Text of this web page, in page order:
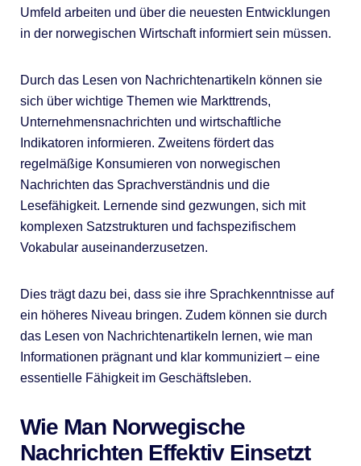
Umfeld arbeiten und über die neuesten Entwicklungen
in der norwegischen Wirtschaft informiert sein müssen.
Durch das Lesen von Nachrichtenartikeln können sie
sich über wichtige Themen wie Markttrends,
Unternehmensnachrichten und wirtschaftliche
Indikatoren informieren. Zweitens fördert das
regelmäßige Konsumieren von norwegischen
Nachrichten das Sprachverständnis und die
Lesefähigkeit. Lernende sind gezwungen, sich mit
komplexen Satzstrukturen und fachspezifischem
Vokabular auseinanderzusetzen.
Dies trägt dazu bei, dass sie ihre Sprachkenntnisse auf
ein höheres Niveau bringen. Zudem können sie durch
das Lesen von Nachrichtenartikeln lernen, wie man
Informationen prägnant und klar kommuniziert – eine
essentielle Fähigkeit im Geschäftsleben.
Wie Man Norwegische
Nachrichten Effektiv Einsetzt